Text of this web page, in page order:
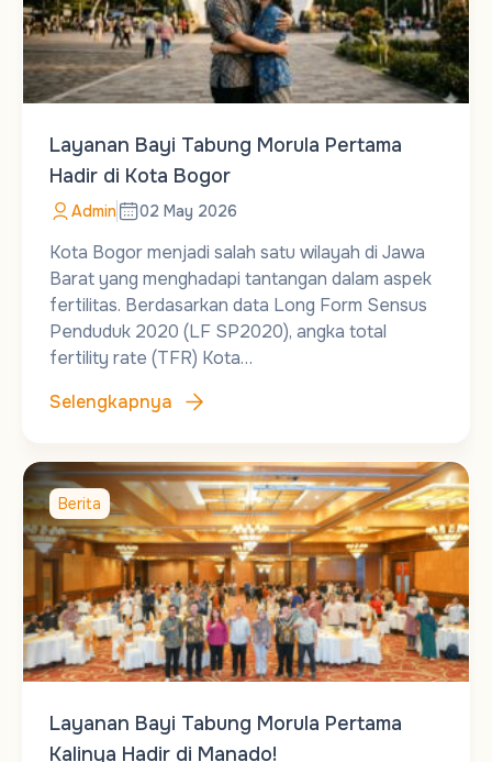
Layanan Bayi Tabung Morula Pertama
Hadir di Kota Bogor
Admin 02 May 2026
Kota Bogor menjadi salah satu wilayah di Jawa
Barat yang menghadapi tantangan dalam aspek
fertilitas. Berdasarkan data Long Form Sensus
Penduduk 2020 (LF SP2020), angka total
fertility rate (TFR) Kota…
Selengkapnya
Berita
Layanan Bayi Tabung Morula Pertama
Kalinya Hadir di Manado!